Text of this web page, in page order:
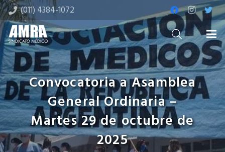
(011) 4384-1072
Convocatoria a Asamblea
General Ordinaria –
Martes 29 de octubre de
2025